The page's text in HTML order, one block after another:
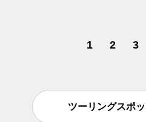
1 2 3
ツーリングスポ